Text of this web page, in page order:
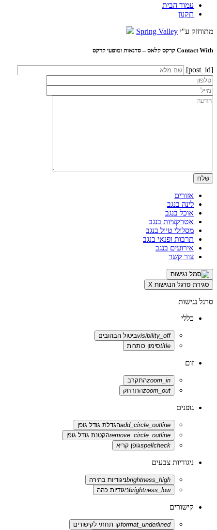
עמוד הבית
תקנון
מתוחזק ע"י Spring Valley
Contact With קרקס קלאס – סדנאות ומופעי קרקס
[post_id]
אזורים
לינה בנגב
אוכל בנגב
אטרקציות בנגב
מסלולי טיול בנגב
תרבות ופנאי בנגב
אירועים בנגב
צור קשר
סגירת סרגל הנגישות X
סרגל נגישות
כללי
visibility_offביטול הבהובים
titleסימון כותרות
זום
zoom_inהתקרב
zoom_outהתרחק
גופנים
add_circle_outlineהגדלת גודל גופן
remove_circle_outlineהקטנת גודל גופן
spellcheckגופן קריא
ניגודיות צבעים
brightness_highניגודיות בהירה
brightness_lowניגודיות כהה
קישורים
format_underlinedקו תחתי לקישורים